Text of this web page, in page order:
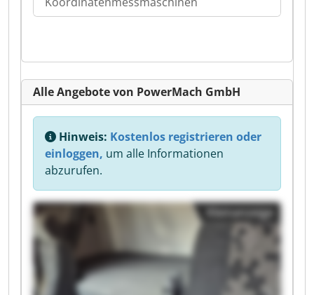
Alle Angebote von PowerMach GmbH
Hinweis: Kostenlos registrieren oder
einloggen, um alle Informationen
abzurufen.
Kleinanzeige